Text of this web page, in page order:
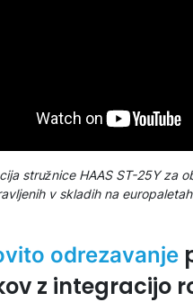
stružnice HAAS ST-25Y za
v skladih na europaletah
odrezavanje
z integracijo